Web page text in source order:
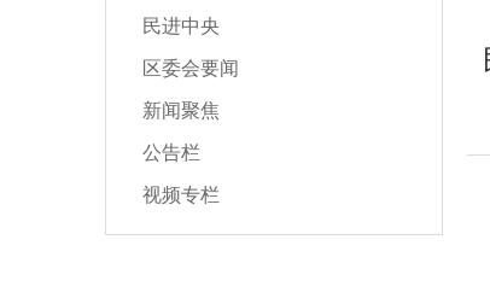
民进中央
区委会要闻
新闻聚焦
公告栏
视频专栏